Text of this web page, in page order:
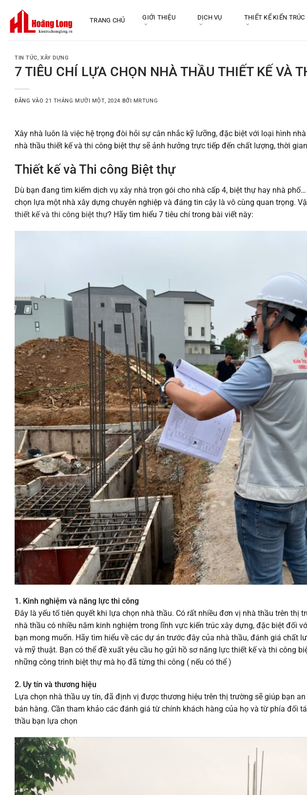
qua
TRANG CHỦ GIỚI THIỆU DỊCH VỤ THIẾT KẾ KIẾN TRÚC
TIN TỨC,XÂY DỰNG
7 TIÊU CHÍ LỰA CHỌN NHÀ THẦU THIẾT KẾ VÀ
ĐĂNG VÀO21 THÁNG MƯỜI MỘT, 2024 BỞI MRTUNG
Xây nhà luôn là việc hệ trọng đòi hỏi sự cân nhắc kỹ lưỡng, đặc biệt với loại hình
nhà thầu thiết kế và thi công biệt thự sẽ ảnh hưởng trực tiếp đến chất lượng, thời
Thiết kế và Thi công Biệt thự
Dù bạn đang tìm kiếm dịch vụ xây nhà trọn gói cho nhà cấp 4, biệt thự hay nhà
chọn lựa một nhà xây dựng chuyên nghiệp và đáng tin cậy là vô cùng quan trọng.
thiết kế và thi công biệt thự? Hãy tìm hiểu 7 tiêu chí trong bài viết này:
1. Kinh nghiệm và năng lực thi công
Đây là yếu tố tiên quyết khi lựa chọn nhà thầu. Có rất nhiều đơn vị nhà thầu trên thị
nhà thầu có nhiều năm kinh nghiệm trong lĩnh vực kiến trúc xây dựng, đặc biệt đối
bạn mong muốn. Hãy tìm hiểu về các dự án trước đây của nhà thầu, đánh giá chất
và mỹ thuật. Bạn có thể đề xuất yêu cầu họ gửi hồ sơ năng lực thiết kế và thi công
những công trình biệt thự mà họ đã từng thi công ( nếu có thể )
2. Uy tín và thương hiệu
Lựa chọn nhà thầu uy tín, đã định vị được thương hiệu trên thị trường sẽ giúp bạn
bán hàng. Cần tham khảo các đánh giá từ chính khách hàng của họ và từ phía đối
thầu bạn lựa chọn